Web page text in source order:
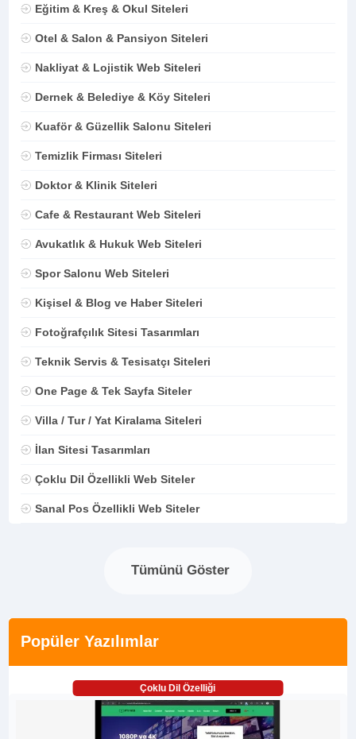
Eğitim & Kreş & Okul Siteleri
Otel & Salon & Pansiyon Siteleri
Nakliyat & Lojistik Web Siteleri
Dernek & Belediye & Köy Siteleri
Kuaför & Güzellik Salonu Siteleri
Temizlik Firması Siteleri
Doktor & Klinik Siteleri
Cafe & Restaurant Web Siteleri
Avukatlık & Hukuk Web Siteleri
Spor Salonu Web Siteleri
Kişisel & Blog ve Haber Siteleri
Fotoğrafçılık Sitesi Tasarımları
Teknik Servis & Tesisatçı Siteleri
One Page & Tek Sayfa Siteler
Villa / Tur / Yat Kiralama Siteleri
İlan Sitesi Tasarımları
Çoklu Dil Özellikli Web Siteler
Sanal Pos Özellikli Web Siteler
Tümünü Göster
Popüler Yazılımlar
Çoklu Dil Özelliği